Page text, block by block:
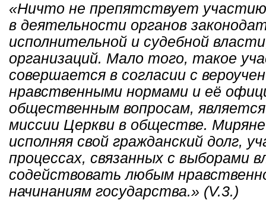
«Ничто не препятствует участию
в деятельности органов
исполнительной и судебной
организаций. Мало того, такое
совершается в согласии с
нравственными нормами и её
общественным вопросам,
миссии Церкви в обществе.
исполняя свой гражданский долг,
процессах, связанных с выборами
содействовать любым
начинаниям государства.» (V.3.)